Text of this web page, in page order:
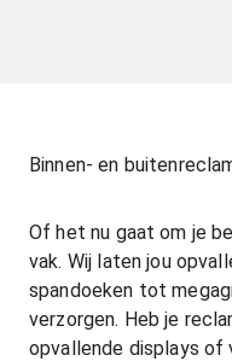
Binnen- en
Of het nu gaat om je
vak. Wij laten jou
spandoeken tot
verzorgen. Heb je
opvallende displays of